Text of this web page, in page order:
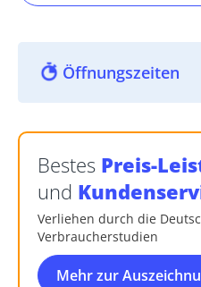
Öffnungszeiten
Bestes Preis-
und
Verliehen durch die
Verbraucherstudien
Mehr zur